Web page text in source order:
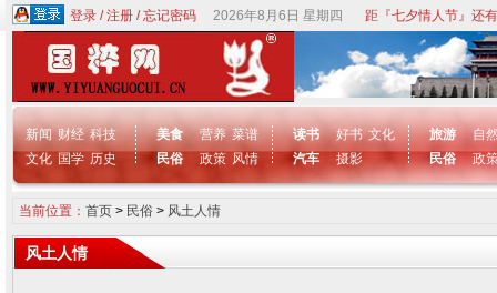
登录/注册/忘记密码 2026年8月6日 星期四 距『七夕情人节』还
新闻 财经 科技
文化 国学 历史
美食 营养 菜谱
民俗
政策 风情
读书 好书 文化
汽车
摄影
旅游
自
民俗
政
当前位置： 首页> 民俗> 风土人情
风土人情